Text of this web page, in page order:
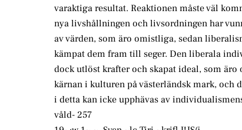
varaktiga resultat. Reaktionen måste väl
nya livshållningen och livsordningen har
av värden, som äro omistliga, sedan
kämpat dem fram till seger. Den liberala
dock utlöst krafter och skapat ideal, som
kärnan i kulturen på västerländsk mark, och
i detta kan icke upphävas av
våld- 257